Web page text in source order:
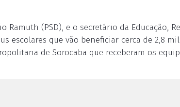
Ramuth (PSD), e o secretário da Educação,
escolares que vão beneficiar cerca de 2,8
de Sorocaba que receberam os